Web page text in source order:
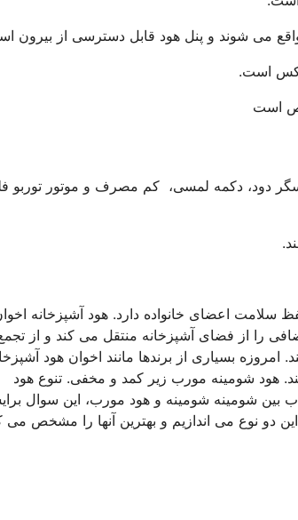
می شوند و پنل هود قابل دسترسی از بیرون
است
دود، دکمه‌ لمسی، کم مصرف و موتور توربو
اعضای خانواده دارد. هود آشپزخانه
را از فضای آشپزخانه منتقل می کند و از
بسیاری از برندها مانند اخوان هود
هود شومینه مورب زیر کمد و مخفی. تنوع هود
بین شومینه شومینه و هود مورب، این سوال
دو نوع می اندازیم و بهترین آنها را مشخص می